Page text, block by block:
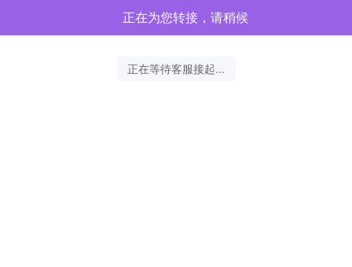
正在为您转接，请稍候
正在等待客服接起...